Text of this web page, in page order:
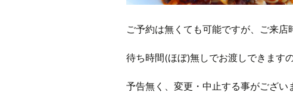
ご予約は無くても可能ですが、ご来
待ち時間(ほぼ)無しでお渡しできます
予告無く、変更・中止する事がござい